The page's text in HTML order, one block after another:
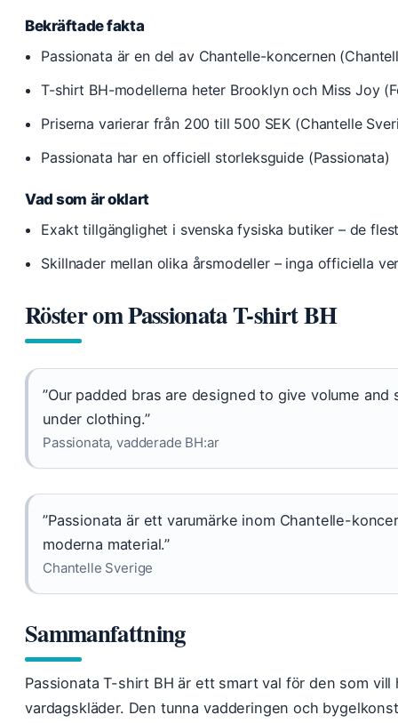
Bekräftade fakta
Passionata är en del av Chantelle-koncernen
T-shirt BH-modellerna heter Brooklyn och Miss Joy
Priserna varierar från 200 till 500 SEK (Chantelle
Passionata har en officiell storleksguide (Passionata)
Vad som är oklart
Exakt tillgänglighet i svenska fysiska butiker – de
Skillnader mellan olika årsmodeller – inga officiella
Röster om Passionata T-shirt BH
”Our padded bras are designed to give volume
under clothing.”
Passionata, vadderade BH:ar
”Passionata är ett varumärke inom Chantelle-
moderna material.”
Chantelle Sverige
Sammanfattning
Passionata T-shirt BH är ett smart val för den som
vardagskläder. Den tunna vadderingen och